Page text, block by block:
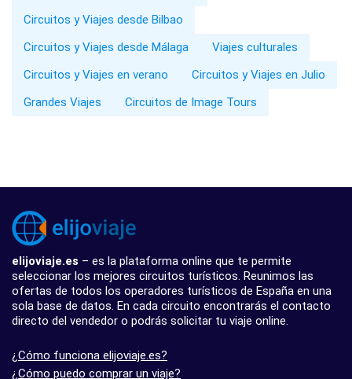
Circuitos y Viajes desde Bilbao
Circuitos y Viajes desde Málaga
Viajes culturales
Circuitos y Viajes en verano
Circuitos y Viajes en Julio
Grandes Viajes
Circuitos de Image Tours
elijoviaje.es – es la plataforma online que te permite
seleccionar los mejores circuitos turísticos. Reunimos las
ofertas de todos los operadores turísticos de España en una
sola base de datos. En cada circuito encontrarás el contacto
directo del vendedor o podrás solicitar tu viaje online.
¿Cómo funciona elijoviaje.es?
¿Cómo puedo comprar un viaje?